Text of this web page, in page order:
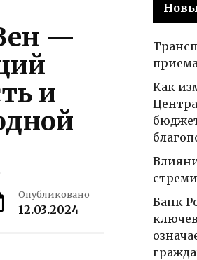
—
и
Опубликовано
12.03.2024
Как
Банк